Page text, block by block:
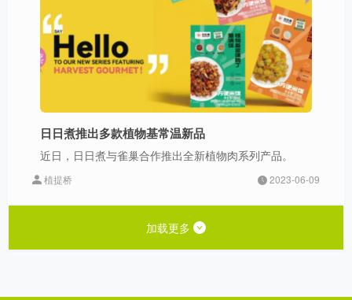
日日煮推出多款植物基常温新品
近日，日日煮与雀巢合作推出全新植物肉系列产品。
植提桥 2023-06-09
加载更多